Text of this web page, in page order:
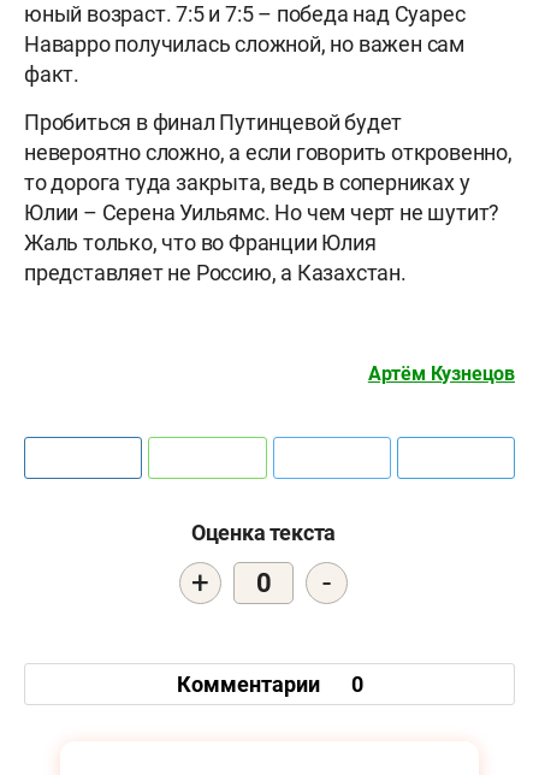
юный возраст. 7:5 и 7:5 – победа над Суарес
Наварро получилась сложной, но важен сам
факт.
Пробиться в финал Путинцевой будет
невероятно сложно, а если говорить откровенно,
то дорога туда закрыта, ведь в соперниках у
Юлии – Серена Уильямс. Но чем черт не шутит?
Жаль только, что во Франции Юлия
представляет не Россию, а Казахстан.
Артём Кузнецов
Оценка текста
+ 0 -
Комментарии 0